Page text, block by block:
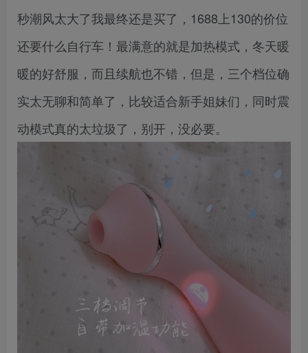
秒潮风太大了我最终还是买了，1688上130的价位
还要什么自行车！最满意的就是加热模式，冬天暖
暖的好舒服，而且续航也不错，但是，三个档位确
实太无聊和简单了，比较适合新手姐妹们，同时震
动模式真的太垃圾了，别开，没必要。